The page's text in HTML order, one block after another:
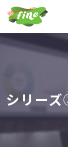
シリー